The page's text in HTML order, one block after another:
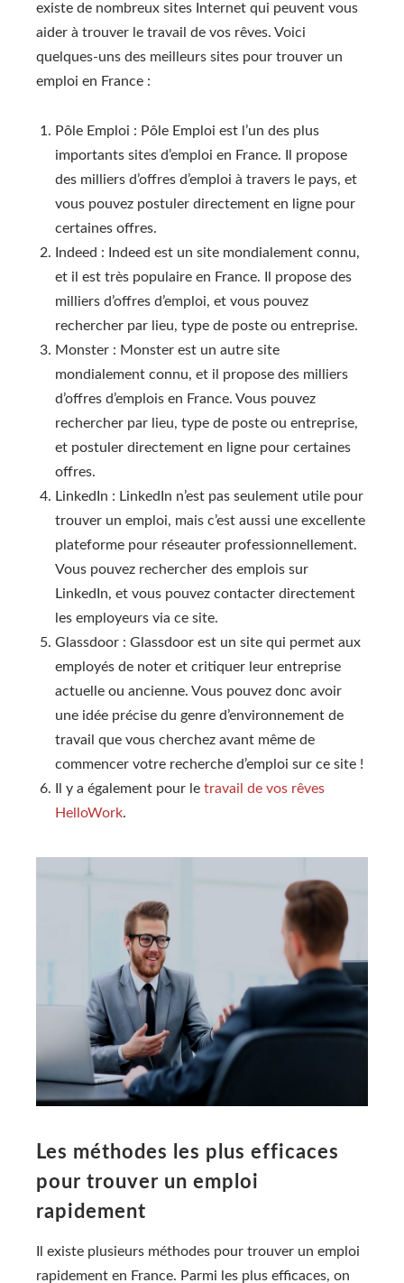
existe de nombreux sites Internet qui peuvent vous
aider à trouver le travail de vos rêves. Voici
quelques-uns des meilleurs sites pour trouver un
emploi en France :
Pôle Emploi : Pôle Emploi est l’un des plus
importants sites d’emploi en France. Il propose
des milliers d’offres d’emploi à travers le pays, et
vous pouvez postuler directement en ligne pour
certaines offres.
Indeed : Indeed est un site mondialement connu,
et il est très populaire en France. Il propose des
milliers d’offres d’emploi, et vous pouvez
rechercher par lieu, type de poste ou entreprise.
Monster : Monster est un autre site
mondialement connu, et il propose des milliers
d’offres d’emplois en France. Vous pouvez
rechercher par lieu, type de poste ou entreprise,
et postuler directement en ligne pour certaines
offres.
LinkedIn : LinkedIn n’est pas seulement utile pour
trouver un emploi, mais c’est aussi une excellente
plateforme pour réseauter professionnellement.
Vous pouvez rechercher des emplois sur
LinkedIn, et vous pouvez contacter directement
les employeurs via ce site.
Glassdoor : Glassdoor est un site qui permet aux
employés de noter et critiquer leur entreprise
actuelle ou ancienne. Vous pouvez donc avoir
une idée précise du genre d’environnement de
travail que vous cherchez avant même de
commencer votre recherche d’emploi sur ce site !
Il y a également pour le travail de vos rêves
HelloWork.
Les méthodes les plus efficaces
pour trouver un emploi
rapidement
Il existe plusieurs méthodes pour trouver un emploi
rapidement en France. Parmi les plus efficaces, on